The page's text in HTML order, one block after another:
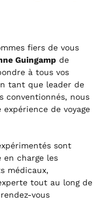
fiers de vous
Guingamp de
à tous vos
tant que leader de
conventionnés, nous
de voyage
sont
charge les
médicaux,
tout au long de
vous